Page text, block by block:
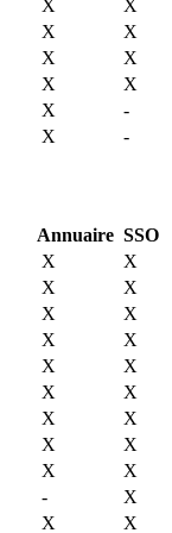
X
X
X
X
X
X
X
X
X
-
X -
Annuaire SSO
X
X
X
X
X
X
X
X
X
X
X
X
X
X
X
X
X
X
-
X
X X